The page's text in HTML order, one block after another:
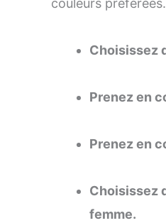
couleurs préférées.
Choisissez
Prenez en
Prenez en
Choisissez
femme.